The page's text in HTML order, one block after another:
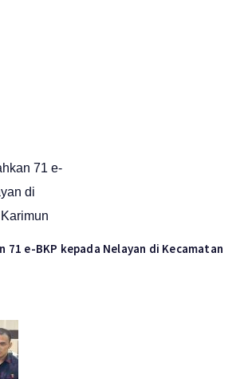
71 e-BKP kepada Nelayan di Kecamatan